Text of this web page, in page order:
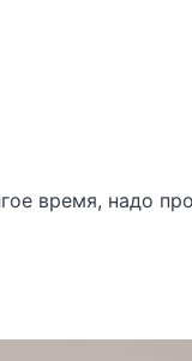
время, надо